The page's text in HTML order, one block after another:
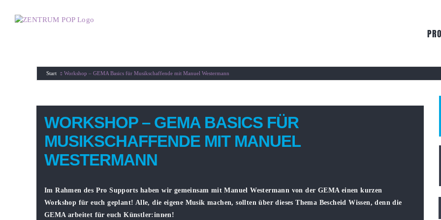
Inhalt
springen
Start Workshop – GEMA Basics für Musikschaffende mit Manuel Westermann
WORKSHOP – GEMA BASICS FÜR
MUSIKSCHAFFENDE MIT MANUEL
WESTERMANN
Im Rahmen des Pro Supports haben wir gemeinsam mit Manuel Westermann von der GEMA einen kurzen
Workshop für euch geplant! Alle, die eigene Musik machen, sollten über dieses Thema Bescheid Wissen, denn die
GEMA arbeitet für euch Künstler:innen!